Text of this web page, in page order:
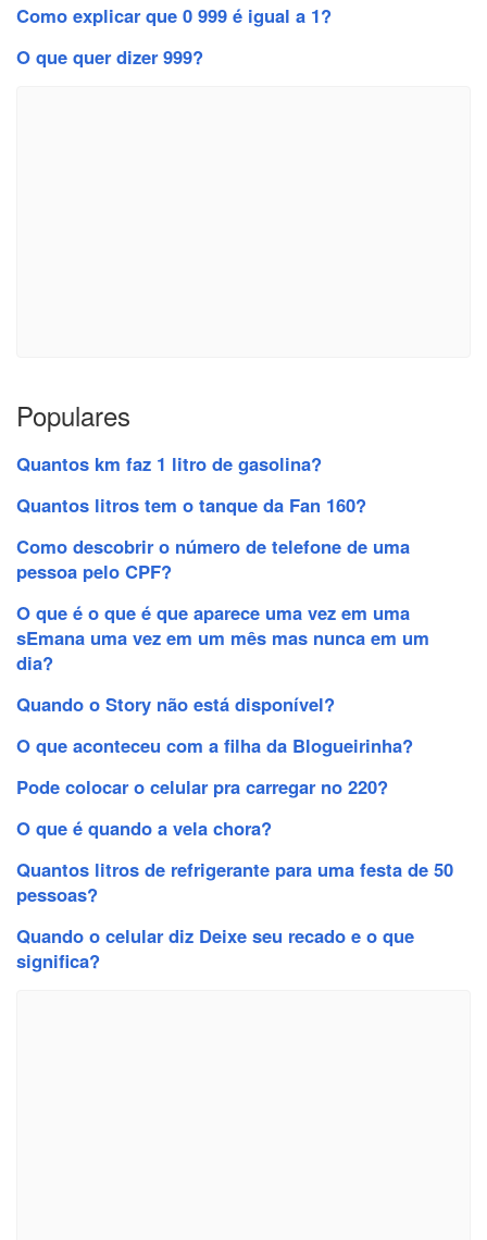
Como explicar que 0 999 é igual a 1?
O que quer dizer 999?
Populares
Quantos km faz 1 litro de gasolina?
Quantos litros tem o tanque da Fan 160?
Como descobrir o número de telefone de uma
pessoa pelo CPF?
O que é o que é que aparece uma vez em uma
sEmana uma vez em um mês mas nunca em um
dia?
Quando o Story não está disponível?
O que aconteceu com a filha da Blogueirinha?
Pode colocar o celular pra carregar no 220?
O que é quando a vela chora?
Quantos litros de refrigerante para uma festa de 50
pessoas?
Quando o celular diz Deixe seu recado e o que
significa?